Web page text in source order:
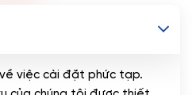
việc cài đặt phức tạp.